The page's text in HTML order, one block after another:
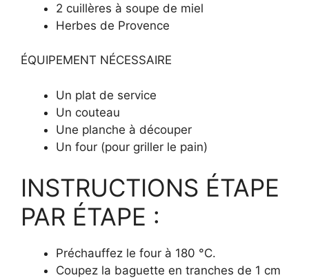
2 cuillères à soupe de miel
Herbes de Provence
ÉQUIPEMENT NÉCESSAIRE
Un plat de service
Un couteau
Une planche à découper
Un four (pour griller le pain)
INSTRUCTIONS ÉTAPE
PAR ÉTAPE :
Préchauffez le four à 180 °C.
Coupez la baguette en tranches de 1 cm